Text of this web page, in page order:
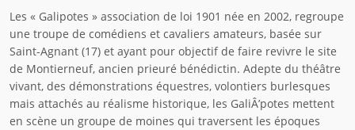
Les « Galipotes » association de loi 1901 née en 2002, regroupe
une troupe de comédiens et cavaliers amateurs, basée sur
Saint-Agnant (17) et ayant pour objectif de faire revivre le site
de Montierneuf, ancien prieuré bénédictin. Adepte du théâtre
vivant, des démonstrations équestres, volontiers burlesques
mais attachés au réalisme historique, les GaliÂ’potes mettent
en scène un groupe de moines qui traversent les époques